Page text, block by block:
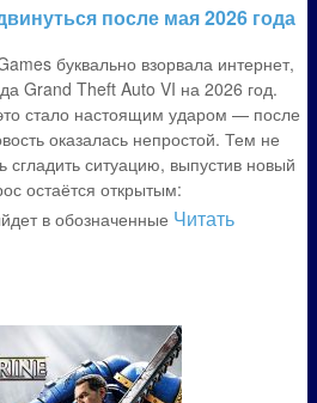
после мая 2026 года
буквально взорвала интернет,
Grand Theft Auto VI на 2026 год.
стало настоящим ударом — после
оказалась непростой. Тем не
сгладить ситуацию, выпустив новый
остаётся открытым:
в обозначенные Читать